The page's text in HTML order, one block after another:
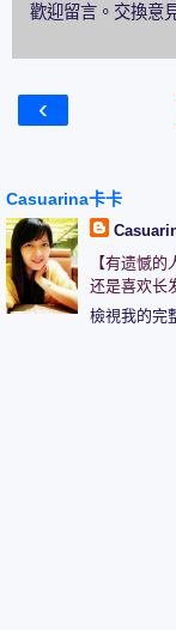
歡迎留言。交換意
‹
Casuarina卡卡
【有遗憾
还是喜欢长
檢視我的完